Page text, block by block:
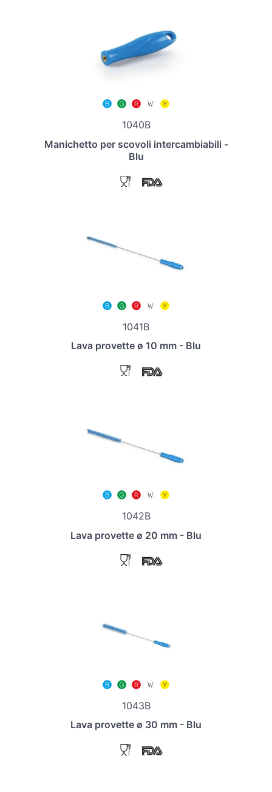
1040B
Manichetto per scovoli intercambiabili -
Blu
1041B
Lava provette ø 10 mm - Blu
1042B
Lava provette ø 20 mm - Blu
1043B
Lava provette ø 30 mm - Blu